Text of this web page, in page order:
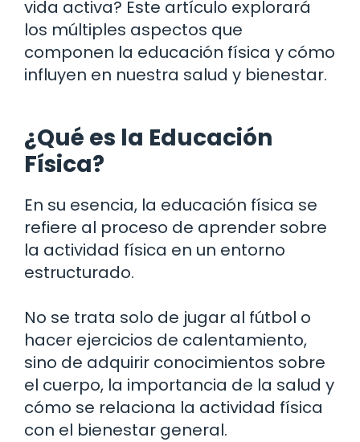
vida activa? Este artículo explorará
los múltiples aspectos que
componen la educación física y cómo
influyen en nuestra salud y bienestar.
¿Qué es la Educación
Física?
En su esencia, la educación física se
refiere al proceso de aprender sobre
la actividad física en un entorno
estructurado.
No se trata solo de jugar al fútbol o
hacer ejercicios de calentamiento,
sino de adquirir conocimientos sobre
el cuerpo, la importancia de la salud y
cómo se relaciona la actividad física
con el bienestar general.